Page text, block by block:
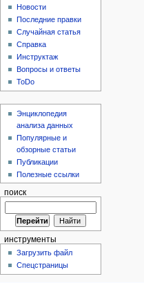
Новости
Последние правки
Случайная статья
Справка
Инструктаж
Вопросы и ответы
ToDo
Энциклопедия
анализа данных
Популярные и
обзорные статьи
Публикации
Полезные ссылки
поиск
инструменты
Загрузить файл
Спецстраницы